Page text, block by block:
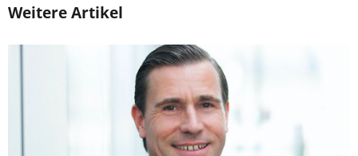
Weitere Artikel